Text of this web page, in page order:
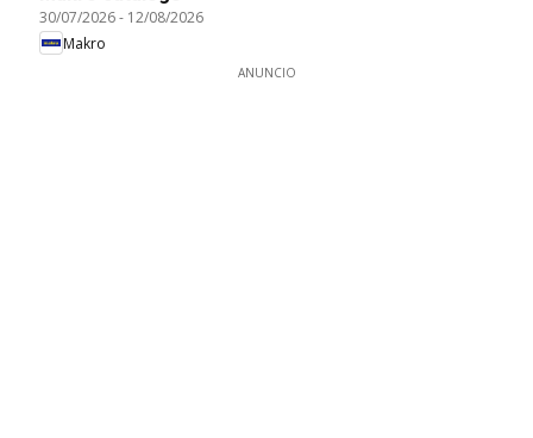
30/07/2026- 12/08/2026
Makro
ANUNCIO